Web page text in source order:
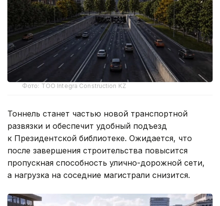
Фото: ТОО Integra Construction KZ
Тоннель станет частью новой транспортной
развязки и обеспечит удобный подъезд
к Президентской библиотеке. Ожидается, что
после завершения строительства повысится
пропускная способность улично-дорожной сети,
а нагрузка на соседние магистрали снизится.